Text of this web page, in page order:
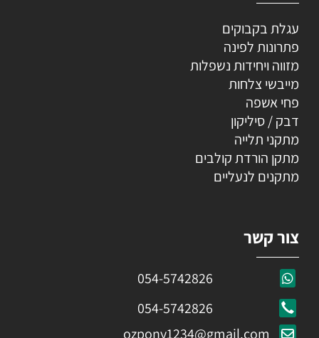
עגלת בקבוקים
פתרונות לפינה
מזווה ויחידות נשפלות
מייבשי צלחות
פחי אשפה
דבק / סיליקון
מתקני תלייה
מתקן הורדת קולבים
מתקנים לנעליים
צור קשר
054-5742826
054-5742826
ozpony1234@gmail.com